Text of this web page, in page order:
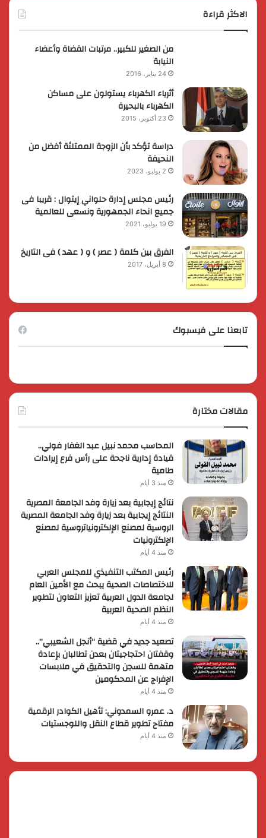
الاكثر قراءة
من الصغير للكبير.. مرتبات القضاة وأعضاء
النيابة
24 يناير، 2016
أثرياء الكهرباء يستولون على مساكن
الكهرباء بالبحيرة
23 أكتوبر، 2015
دراسة تؤكد بأن الزوجة الممتلئة أفضل من
النحيفة
2 يوليو، 2023
رئيس مجلس إدارة حلواني إيتوال : قريبا فى
جميع انحاء الجمهورية ونسعى للعالمية
19 يوليو، 2021
الفرق بين كلمة ( عصر ) و ( عهد ) فى التاريخ
8 أبريل، 2017
تابعنا على فيسبوك
مقالات مختارة
المحاسب محمد نبيل عبد الغفار فولي..
قيادة إدارية ناجحة على رأس فرع إيرادات
طامية
منذ 3 أيام
نتائج إيجابية بعد زيارة وفد الجامعة المصرية
النتائج إيجابية بعد زيارة وفد الجامعة المصرية
الروسية لمصنع الإلكترونياتروسية لمصنع
الإلكترونيات
منذ 4 أيام
رئيس المكتب التنفيذي للمجلس العربي
للاختصاصات الصحية يبحث مع الأمين العام
لجامعة الدول العربية تعزيز التعاون لتطوير
النظم الصحية العربية
منذ 4 أيام
تصعيد جديد في قضية “أنجل الشعيبي”..
وقفتان احتجاجيتان بعدن تطالبان بإعادة
متهمة للسجن والتحقيق في ملابسات
الإفراج عن المحكومين
منذ 4 أيام
د. عمرو السمدوني: تأهيل الكوادر الرقمية
مفتاح تطوير قطاع النقل واللوجستيات
منذ 4 أيام